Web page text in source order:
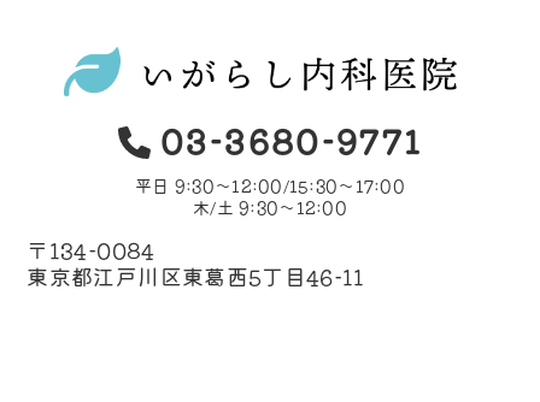
03-3680-9771
平日 9:30～12:00/15:30〜17:00
木/土 9:30～12:00
〒134-0084
東京都江戸川区東葛西5丁目46-11